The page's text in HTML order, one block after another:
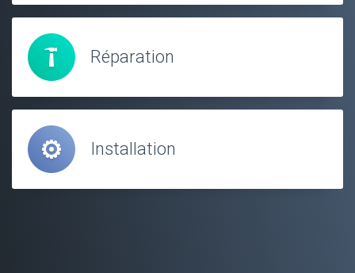
Réparation
Installation